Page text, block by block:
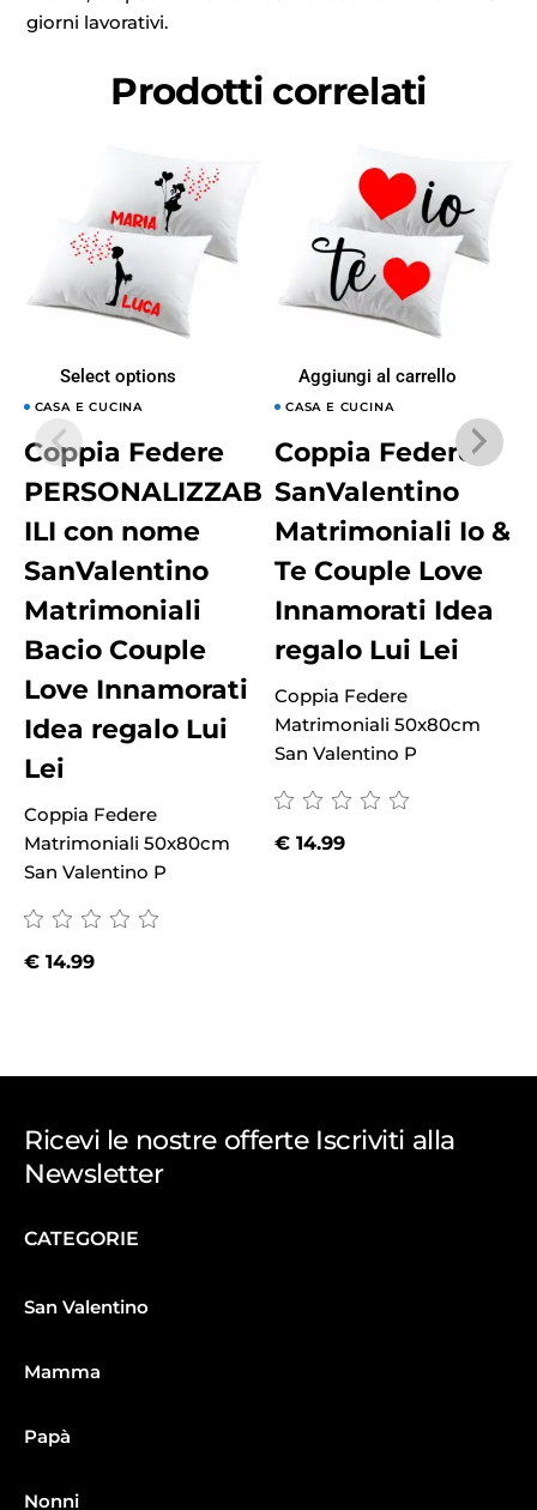
giorni lavorativi.
Prodotti correlati
Select options
CASA E CUCINA
Coppia Federe
PERSONALIZZAB
ILI con nome
SanValentino
Matrimoniali
Bacio Couple
Love Innamorati
Idea regalo Lui
Lei
Coppia Federe
Matrimoniali 50x80cm
San Valentino P
€14.99
Aggiungi al carrello
CASA E CUCINA
Coppia Federe
SanValentino
Matrimoniali Io &
Te Couple Love
Innamorati Idea
regalo Lui Lei
Coppia Federe
Matrimoniali 50x80cm
San Valentino P
€ 14.99
Ricevi le nostre offerte Iscriviti alla
Newsletter
CATEGORIE
San Valentino
Mamma
Papà
Nonni